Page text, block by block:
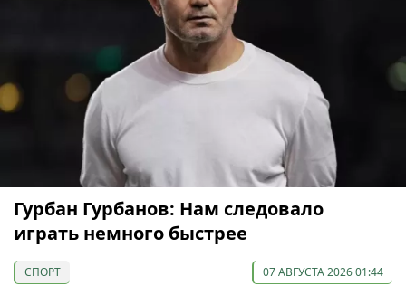
Гурбан Гурбанов: Нам следовало
играть немного быстрее
СПОРТ 07 АВГУСТА 2026 01:44